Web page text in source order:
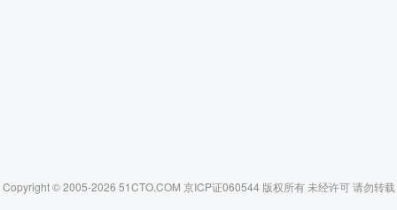
Copyright © 2005-2026 51CTO.COM 京ICP证060544 版权所有 未经许可 请勿转载